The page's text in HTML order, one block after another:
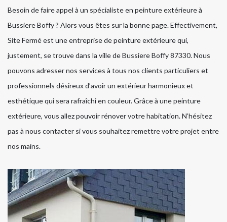
Besoin de faire appel à un spécialiste en peinture extérieure à
Bussiere Boffy ? Alors vous êtes sur la bonne page. Effectivement,
Site Fermé est une entreprise de peinture extérieure qui,
justement, se trouve dans la ville de Bussiere Boffy 87330. Nous
pouvons adresser nos services à tous nos clients particuliers et
professionnels désireux d’avoir un extérieur harmonieux et
esthétique qui sera rafraîchi en couleur. Grâce à une peinture
extérieure, vous allez pouvoir rénover votre habitation. N’hésitez
pas à nous contacter si vous souhaitez remettre votre projet entre
nos mains.